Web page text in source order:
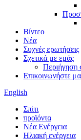
Βίντεο
Νέα
Συχνές ερωτήσεις
Σχετικά με εμάς
Περιήγηση
Επικοινωνήστε
English
Σπίτι
προϊόντα
Νέα Ενέργεια
Ηλιακή ενέργεια